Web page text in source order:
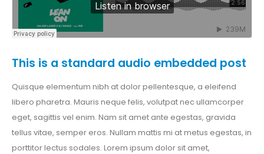
This is a standard audio embedded post
Quisque elementum nibh at dolor pellentesque, a eleifend
libero pharetra. Mauris neque felis, volutpat nec ullamcorper
eget, sagittis vel enim. Nam sit amet ante egestas, gravida
tellus vitae, semper eros. Nullam mattis mi at metus egestas, in
porttitor lectus sodales. Lorem ipsum dolor sit amet,